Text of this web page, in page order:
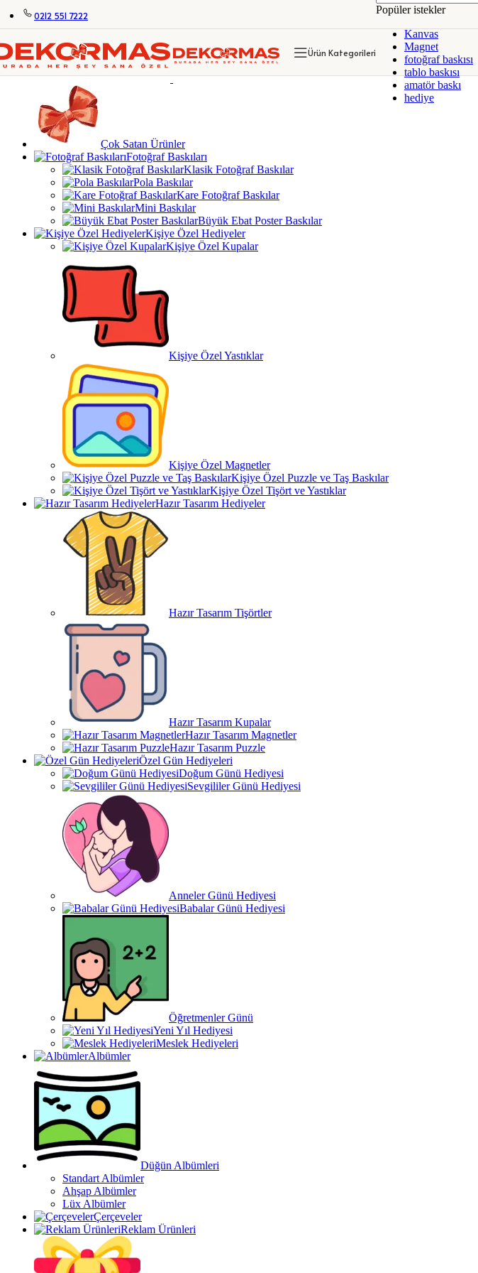
Skip to navigation
KİŞİYE ÖZEL HEDİYELER KİŞİYE ÖZEL FOTOĞRAF BASKILARI DEKORATİF KANVAS TABLOLAR
KİŞİYE ÖZEL HEDİYELER
KİŞİYE ÖZEL FOTOĞRAF BASKILARI DEKORATİF KANVAS TABLOLAR
Menü
Çok Satan Ürünler
Fotoğraf Baskıları
Klasik Fotoğraf Baskılar
Pola Baskılar
Kare Fotoğraf Baskılar
Mini Baskılar
Büyük Ebat Poster Baskılar
Kişiye Özel Hediyeler
Kişiye Özel Kupalar
Kişiye Özel Yastıklar
Kişiye Özel Magnetler
Kişiye Özel Puzzle ve Taş Baskılar
Kişiye Özel Tişört ve Yastıklar
Hazır Tasarım Hediyeler
Hazır Tasarım Tişörtler
Hazır Tasarım Kupalar
Hazır Tasarım Magnetler
Hazır Tasarım Puzzle
Özel Gün Hediyeleri
Doğum Günü Hediyesi
Sevgililer Günü Hediyesi
Anneler Günü Hediyesi
Babalar Günü Hediyesi
Öğretmenler Günü
Yeni Yıl Hediyesi
Meslek Hediyeleri
Albümler
Düğün Albümleri
Standart Albümler
Ahşap Albümler
Lüx Albümler
Çerçeveler
Reklam Ürünleri
0212 551 7222
Ürün Kategorileri
Popüler istekler
Kanvas
Magnet
fotoğraf baskısı
tablo baskısı
amatör baskı
hediye